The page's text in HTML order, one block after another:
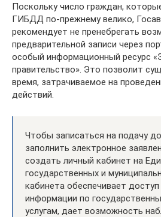
Поскольку число граждан,
ГИБДД по-прежнему велико,
рекомендует не пренебрегать
предварительной записи через
особый информационный ресурс
правительство». Это позволит
время, затрачиваемое на
действий.
Чтобы записаться на подачу
заполнить электронное
создать личный кабинет на
государственных и
кабинета обеспечивает
информации по
услугам, дает возможность